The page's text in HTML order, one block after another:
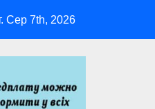
2026 – як долучитися
Сер 7th, 2026